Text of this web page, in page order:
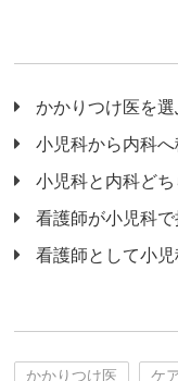
かかりつけ医を
小児科から内科
小児科と内科ど
看護師が小児科
看護師として小
かかりつけ医 ケ